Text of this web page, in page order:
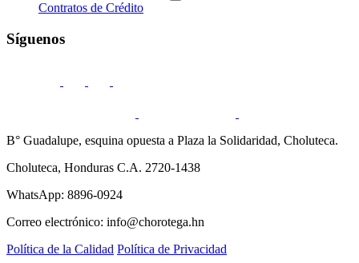
Contratos de Crédito
Síguenos
B° Guadalupe, esquina opuesta a Plaza la Solidaridad, Choluteca.
Choluteca, Honduras C.A. 2720-1438
WhatsApp: 8896-0924
Correo electrónico: info@chorotega.hn
Política de la Calidad Política de Privacidad